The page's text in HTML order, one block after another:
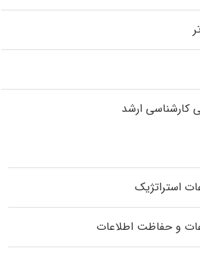
کارشناسی ارشد
استراتژیک
و حفاظت اطلاعات